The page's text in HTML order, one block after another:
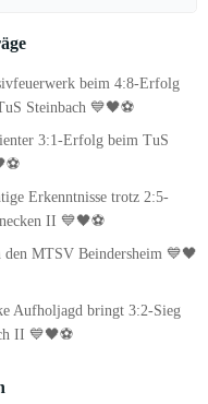
beim 4:8-Erfolg
Steinbach 💙🖤⚽
3:1-Erfolg beim TuS
Erkenntnisse trotz 2:5-
II 💙🖤⚽
den MTSV Beindersheim 💙🖤
Aufholjagd bringt 3:2-Sieg
II 💙🖤⚽